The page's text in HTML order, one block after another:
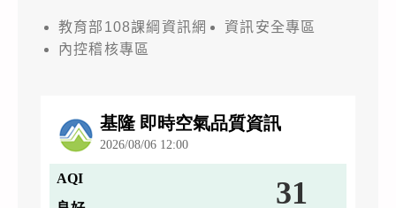
教育部108課綱資訊網
資訊安全專區
內控稽核專區